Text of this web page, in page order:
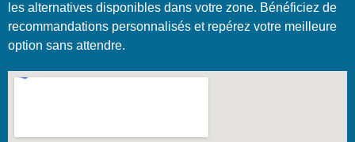
les alternatives disponibles dans votre zone. Bénéficiez de
recommandations personnalisés et repérez votre meilleure
option sans attendre.